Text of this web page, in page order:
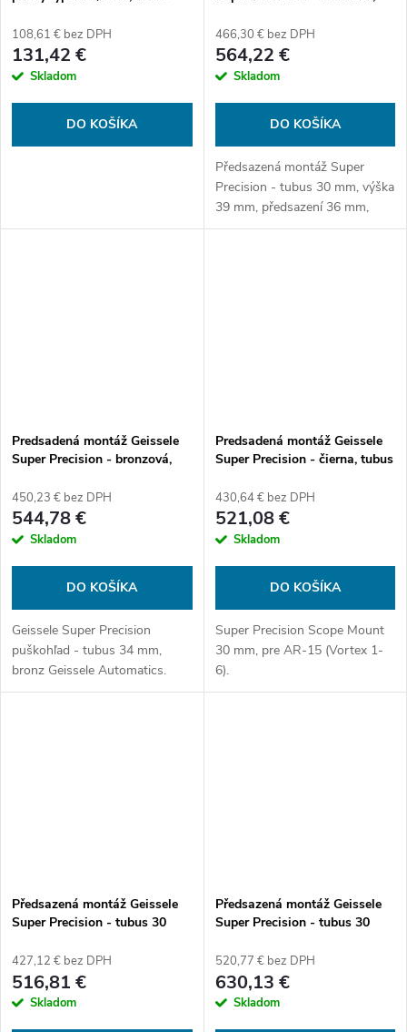
108,61 € bez DPH
131,42 €
Skladom
DO KOŠÍKA
466,30 € bez DPH
564,22 €
Skladom
DO KOŠÍKA
Předsazená montáž Super
Precision - tubus 30 mm, výška
39 mm, předsazení 36 mm,
DDC. Geissele Automatics
Predsadená montáž Geissele
Super Precision - bronzová,
450,23 € bez DPH
544,78 €
Skladom
DO KOŠÍKA
Geissele Super Precision
puškohľad - tubus 34 mm,
bronz Geissele Automatics.
Predsadená montáž Geissele
Super Precision - čierna, tubus
430,64 € bez DPH
521,08 €
Skladom
DO KOŠÍKA
Super Precision Scope Mount
30 mm, pre AR-15 (Vortex 1-
6).
Předsazená montáž Geissele
Super Precision - tubus 30
36 mm, černá
427,12 € bez DPH
516,81 €
Skladom
Předsazená montáž Geissele
Super Precision - tubus 30
36 mm, DDC
520,77 € bez DPH
630,13 €
Skladom